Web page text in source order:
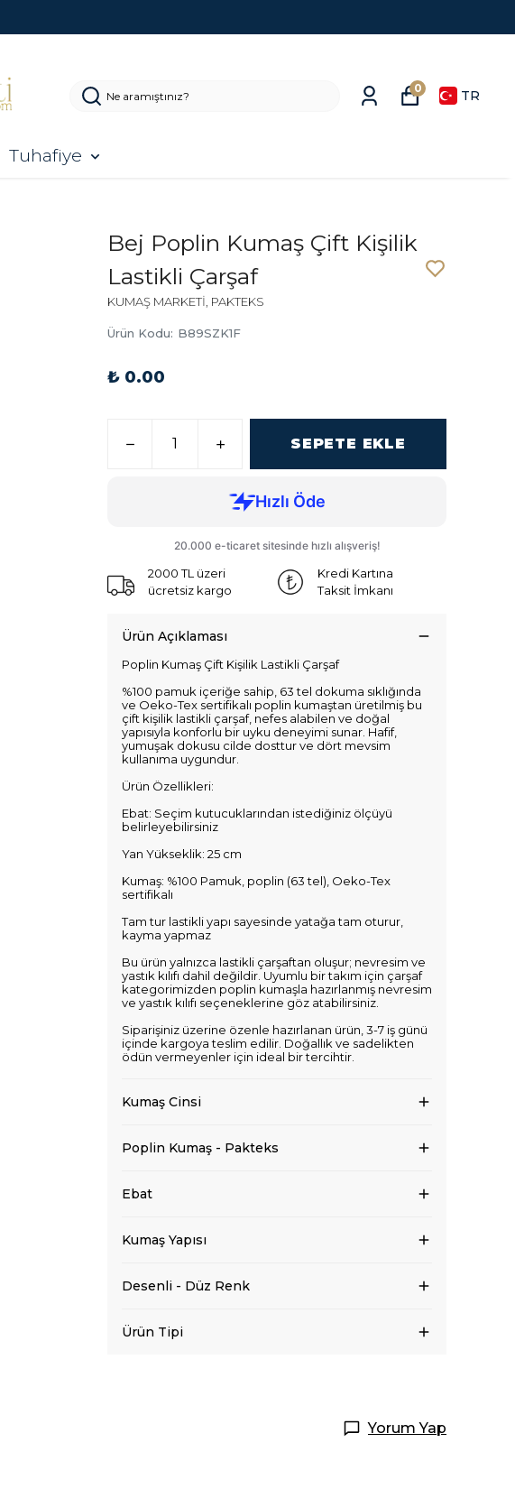
Tuhafiye
0 TR
Bej Poplin Kumaş Çift Kişilik
Lastikli Çarşaf
KUMAŞ MARKETİ, PAKTEKS
Ürün Kodu: B89SZK1F
₺ 0.00
SEPETE EKLE
2000 TL üzeri
ücretsiz kargo
Kredi Kartına
Taksit İmkanı
Ürün Açıklaması
Poplin Kumaş Çift Kişilik Lastikli Çarşaf
%100 pamuk içeriğe sahip, 63 tel dokuma sıklığında
ve Oeko-Tex sertifikalı poplin kumaştan üretilmiş bu
çift kişilik lastikli çarşaf, nefes alabilen ve doğal
yapısıyla konforlu bir uyku deneyimi sunar. Hafif,
yumuşak dokusu cilde dosttur ve dört mevsim
kullanıma uygundur.
Ürün Özellikleri:
Ebat: Seçim kutucuklarından istediğiniz ölçüyü
belirleyebilirsiniz
Yan Yükseklik: 25 cm
Kumaş: %100 Pamuk, poplin (63 tel), Oeko-Tex
sertifikalı
Tam tur lastikli yapı sayesinde yatağa tam oturur,
kayma yapmaz
Bu ürün yalnızca lastikli çarşaftan oluşur; nevresim ve
yastık kılıfı dahil değildir. Uyumlu bir takım için çarşaf
kategorimizden poplin kumaşla hazırlanmış nevresim
ve yastık kılıfı seçeneklerine göz atabilirsiniz.
Siparişiniz üzerine özenle hazırlanan ürün, 3-7 iş günü
içinde kargoya teslim edilir. Doğallık ve sadelikten
ödün vermeyenler için ideal bir tercihtir.
Kumaş Cinsi
Poplin Kumaş - Pakteks
Ebat
Kumaş Yapısı
Desenli - Düz Renk
Ürün Tipi
Yorum Yap